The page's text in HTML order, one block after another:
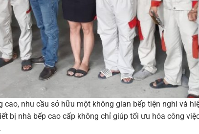
nhu cầu sở hữu một không gian bếp tiện nghi và
bị nhà bếp cao cấp không chỉ giúp tối ưu hóa công